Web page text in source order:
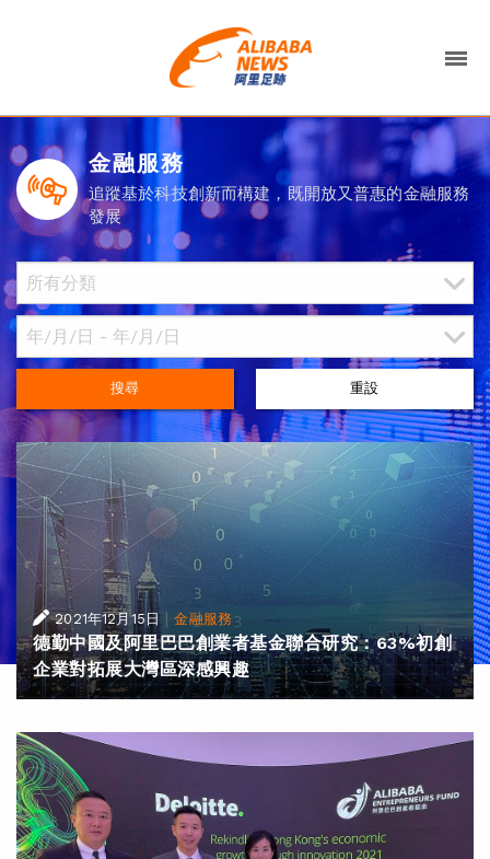
金融服務
追蹤基於科技創新而構建，既開放又普惠的金融服務
發展
搜尋 重設
2021年12月15日 |金融服務
德勤中國及阿里巴巴創業者基金聯合研究：63%初創
企業對拓展大灣區深感興趣